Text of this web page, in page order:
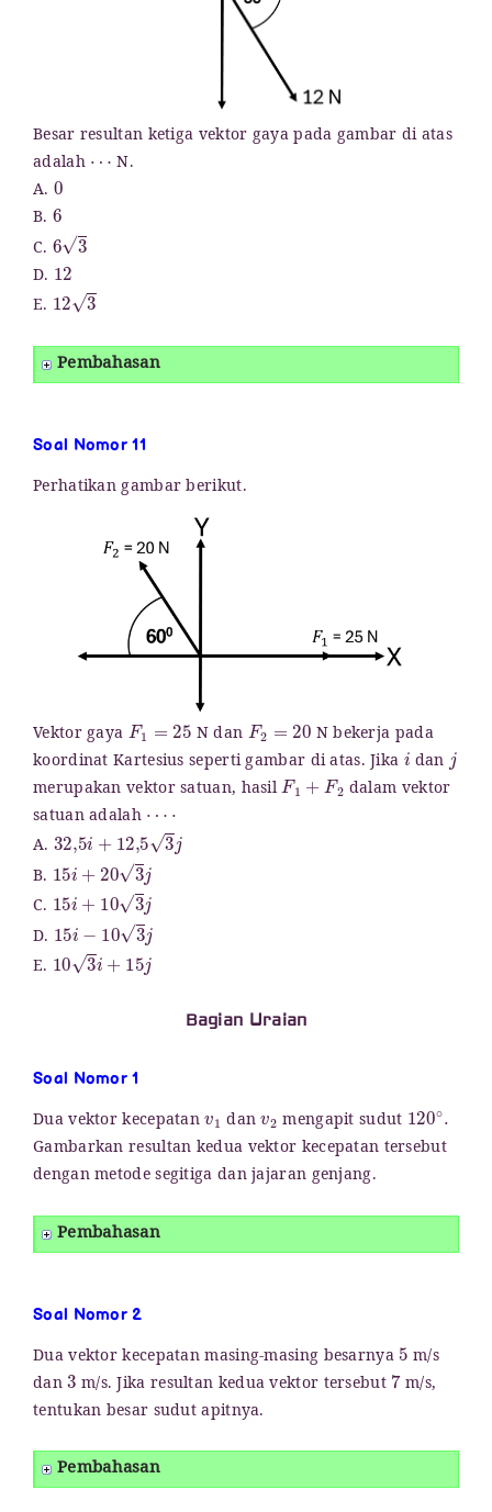
Besar resultan ketiga vektor gaya pada gambar di atas
adalah⋯ N.
A. 0
B. 6
C. 6 3
D. 12
E. 12 3
Pembahasan
Soal Nomor 11
Perhatikan gambar berikut.
Vektor gaya F1 25 N dan F2 20 N bekerja pada
koordinat Kartesius seperti gambar di atas. Jikaidanj
merupakan vektor satuan, hasilF1 +F2 dalam vektor
satuan adalah⋯⋅
A. 32,5i+12,5 j
B. 15i + 203 j
C. 15i + 103j
D. 15i −103j
E. 103i+15j
Bagian Uraian
Soal Nomor 1
Dua vektor kecepatan dan mengapit sudut 120∘
Gambarkan resultan kedua vektor kecepatan tersebut
dengan metode segitiga dan jajaran genjang.
Pembahasan
Soal Nomor 2
Dua vektor kecepatan masing-masing besarnya 5 m/s
dan3 m/s. Jika resultan kedua vektor tersebut7m/s,
tentukan besar sudut apitnya.
Pembahasan